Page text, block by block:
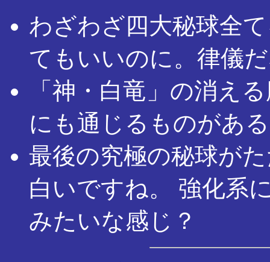
わざわざ四大秘球全
てもいいのに。律儀
「神・白竜」の消え
にも通じるものがあ
最後の究極の秘球が
白いですね。 強化系
みたいな感じ？